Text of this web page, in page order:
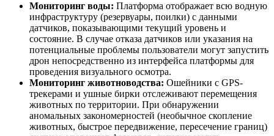
Мониторинг воды: Платформа отображает всю водную
инфраструктуру (резервуары, поилки) с данными
датчиков, показывающими текущий уровень и
состояние. В случае отказа датчиков или указания на
потенциальные проблемы пользователи могут запустить
дрон непосредственно из интерфейса платформы для
проведения визуального осмотра.
Мониторинг животноводства: Ошейники с GPS-
трекерами и ушные бирки отслеживают перемещения
животных по территории. При обнаружении
аномальных закономерностей (необычное скопление
животных, быстрое передвижение, пересечение границ)